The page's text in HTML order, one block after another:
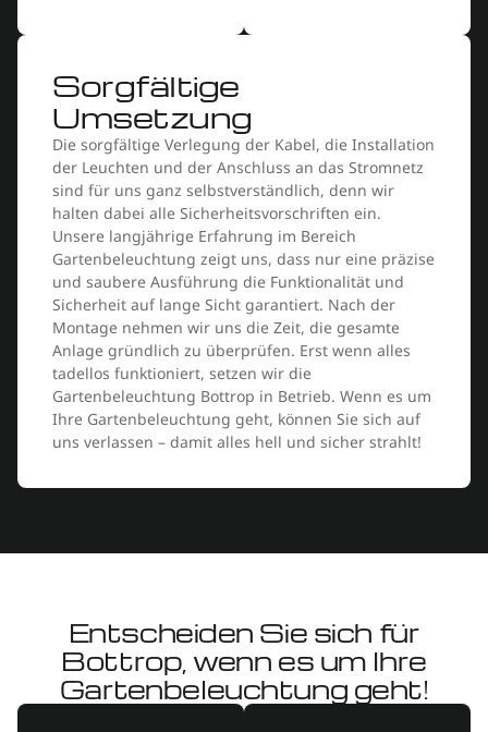
Sorgfältige
Umsetzung
Die sorgfältige Verlegung der Kabel, die Installation
der Leuchten und der Anschluss an das Stromnetz
sind für uns ganz selbstverständlich, denn wir
halten dabei alle Sicherheitsvorschriften ein.
Unsere langjährige Erfahrung im Bereich
Gartenbeleuchtung zeigt uns, dass nur eine präzise
und saubere Ausführung die Funktionalität und
Sicherheit auf lange Sicht garantiert. Nach der
Montage nehmen wir uns die Zeit, die gesamte
Anlage gründlich zu überprüfen. Erst wenn alles
tadellos funktioniert, setzen wir die
Gartenbeleuchtung Bottrop in Betrieb. Wenn es um
Ihre Gartenbeleuchtung geht, können Sie sich auf
uns verlassen – damit alles hell und sicher strahlt!
Entscheiden Sie sich für
Bottrop, wenn es um Ihre
Gartenbeleuchtung geht!